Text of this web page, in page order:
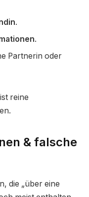
.
.
Partnerin oder
reine
& falsche
die „über eine